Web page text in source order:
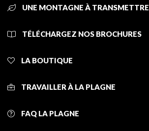
UNE MONTAGNE À TRANSMETTRE
TÉLÉCHARGEZ NOS BROCHURES
LA BOUTIQUE
TRAVAILLER À LA PLAGNE
FAQ LA PLAGNE